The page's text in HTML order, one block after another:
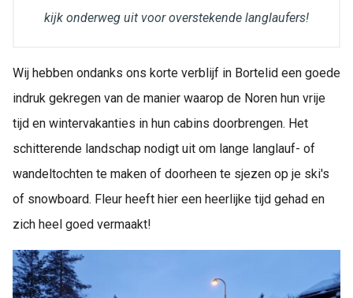
kijk onderweg uit voor overstekende langlaufers!
Wij hebben ondanks ons korte verblijf in Bortelid een goede
indruk gekregen van de manier waarop de Noren hun vrije
tijd en wintervakanties in hun cabins doorbrengen. Het
schitterende landschap nodigt uit om lange langlauf- of
wandeltochten te maken of doorheen te sjezen op je ski's
of snowboard. Fleur heeft hier een heerlijke tijd gehad en
zich heel goed vermaakt!